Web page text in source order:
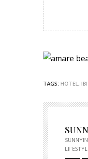
TAGS: HOTEL ,